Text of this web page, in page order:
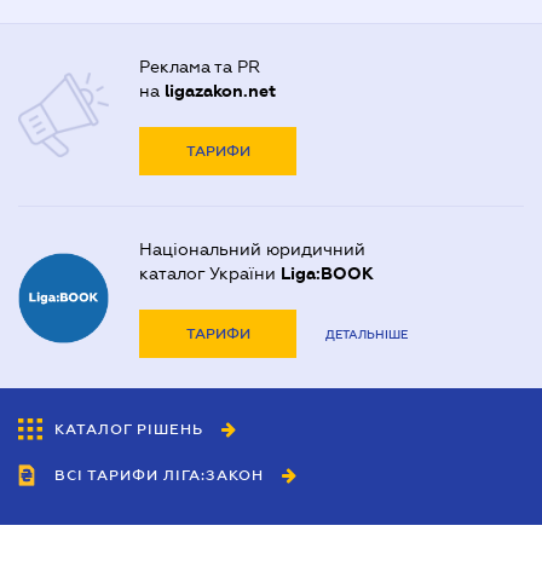
Реклама та PR
на ligazakon.net
ТАРИФИ
Національний юридичний
каталог України Liga:BOOK
ТАРИФИ ДЕТАЛЬНІШЕ
КАТАЛОГ РІШЕНЬ
ВСІ ТАРИФИ ЛІГА:ЗАКОН